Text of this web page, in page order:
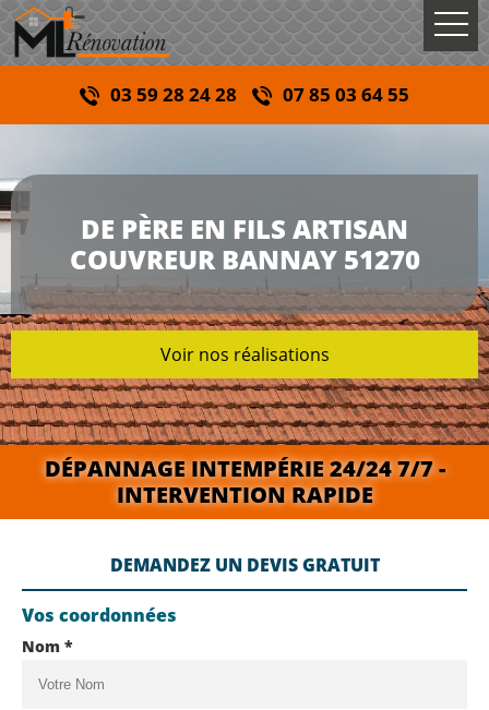
03 59 28 24 28 07 85 03 64 55
DE PÈRE EN FILS ARTISAN
COUVREUR BANNAY 51270
Voir nos réalisations
DÉPANNAGE INTEMPÉRIE 24/24 7/7 -
INTERVENTION RAPIDE
DEMANDEZ UN DEVIS GRATUIT
Vos coordonnées
Nom *